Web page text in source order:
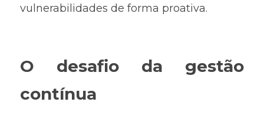
vulnerabilidades de forma proativa.
O desafio da gestão
contínua